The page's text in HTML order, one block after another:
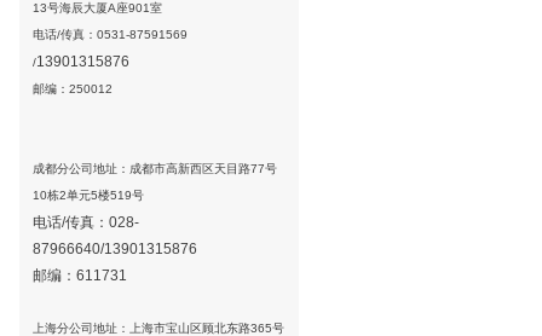
13号海辰大厦A座901室
电话/传真：0531-87591569
/13901315876
邮编：250012
成都分公司地址：成都市高新西区天目路77号
10栋2单元5楼519号
电话/传真：028-
87966640/13901315876
邮编：611731
上海分公司地址：上海市宝山区顾北东路365号